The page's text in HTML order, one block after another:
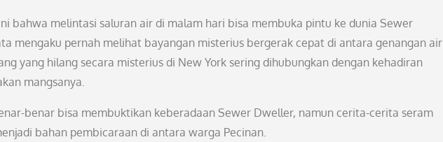
bahwa melintasi saluran air di malam hari bisa membuka pintu ke dunia Sewer
mengaku pernah melihat bayangan misterius bergerak cepat di antara genangan air
yang hilang secara misterius di New York sering dihubungkan dengan kehadiran
mangsanya.
benar bisa membuktikan keberadaan Sewer Dweller, namun cerita-cerita seram
bahan pembicaraan di antara warga Pecinan.